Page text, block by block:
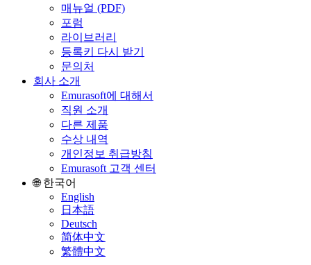
매뉴얼 (PDF)
포럼
라이브러리
등록키 다시 받기
문의처
회사 소개
Emurasoft에 대해서
직원 소개
다른 제품
수상 내역
개인정보 취급방침
Emurasoft 고객 센터
🌐 한국어
English
日本語
Deutsch
简体中文
繁體中文